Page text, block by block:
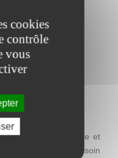
matériel
à mettre en place et
son originalité ? Besoin
cookies
contrôle
vous